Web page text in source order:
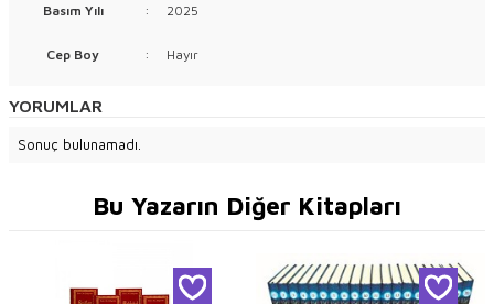
Basım Yılı : 2025
Cep Boy : Hayır
YORUMLAR
Sonuç bulunamadı.
Bu Yazarın Diğer Kitapları